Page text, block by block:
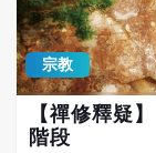
以「心」來
萬法皆由心
果；若是造惡因
不是所有宗
譬如佛教的
佛國，或是
皆有如來德
間，離不開
所有的責任
有得到圓滿
掉，就變成
靈體上面，
的輕重，又投胎
宗教
【禪修釋疑】 為什麼成佛一定要經過「人」的
階段